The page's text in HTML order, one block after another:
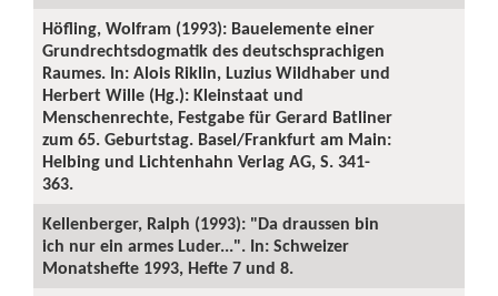
Höfling, Wolfram (1993): Bauelemente einer
Grundrechtsdogmatik des deutschsprachigen
Raumes. In: Alois Riklin, Luzius Wildhaber und
Herbert Wille (Hg.): Kleinstaat und
Menschenrechte, Festgabe für Gerard Batliner
zum 65. Geburtstag. Basel/Frankfurt am Main:
Helbing und Lichtenhahn Verlag AG, S. 341-
363.
Kellenberger, Ralph (1993): "Da draussen bin
ich nur ein armes Luder...". In: Schweizer
Monatshefte 1993, Hefte 7 und 8.